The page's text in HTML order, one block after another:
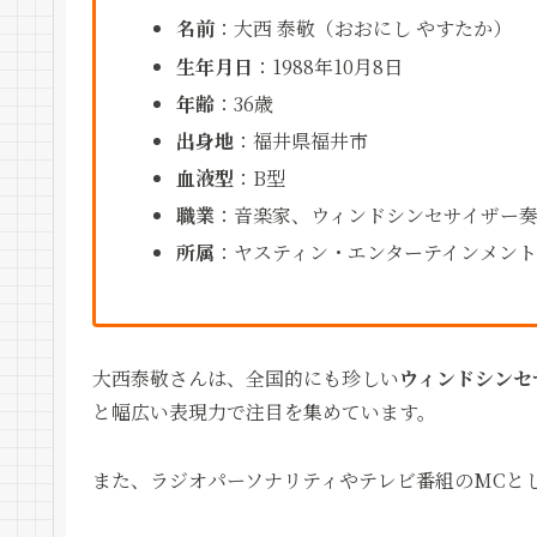
名前 ：大西 泰敬（おおにし やすたか）
生年月日 ：1988年10月8日
年齢 ：36歳
出身地 ：福井県福井市
血液型 ：B型
職業 ：音楽家、ウィンドシンセサイザ
所属 ：ヤスティン・エンターテインメン
大西泰敬さんは、全国的にも珍しいウィンドシン
と幅広い表現力で注目を集めています。
また、ラジオパーソナリティやテレビ番組のMC